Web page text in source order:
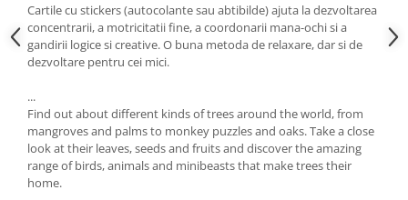
Cartile cu stickers (autocolante sau abtibilde) ajuta la dezvoltarea
concentrarii, a motricitatii fine, a coordonarii mana-ochi si a
gandirii logice si creative. O buna metoda de relaxare, dar si de
dezvoltare pentru cei mici.
...
Find out about different kinds of trees around the world, from
mangroves and palms to monkey puzzles and oaks. Take a close
look at their leaves, seeds and fruits and discover the amazing
range of birds, animals and minibeasts that make trees their
home.